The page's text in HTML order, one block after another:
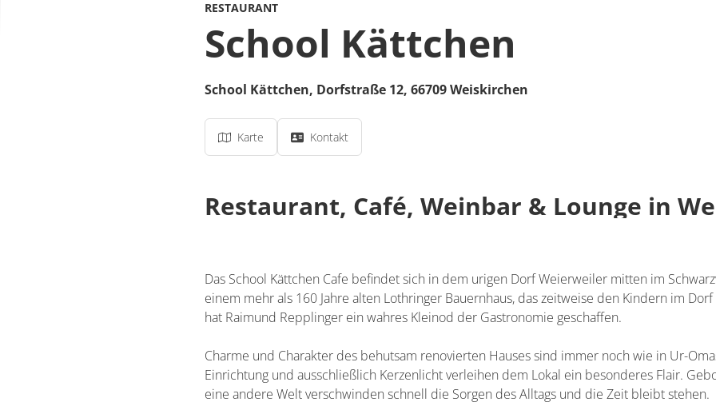
RESTAURANT
School Kättchen
School Kättchen, Dorfstraße 12, 66709Weiskirchen
Karte Kontakt
Restaurant, Café, Weinbar & Lounge in
Das School Kättchen Cafe befindet sich in dem urigen Dorf Weierweiler mitten im
einem mehr als 160 Jahre alten Lothringer Bauernhaus, das zeitweise den Kindern im
hat Raimund Repplinger ein wahres Kleinod der Gastronomie geschaffen.
Charme und Charakter des behutsam renovierten Hauses sind immer noch wie in Ur-
Einrichtung und ausschließlich Kerzenlicht verleihen dem Lokal ein besonderes Flair.
eine andere Welt verschwinden schnell die Sorgen des Alltags und die Zeit bleibt stehen.